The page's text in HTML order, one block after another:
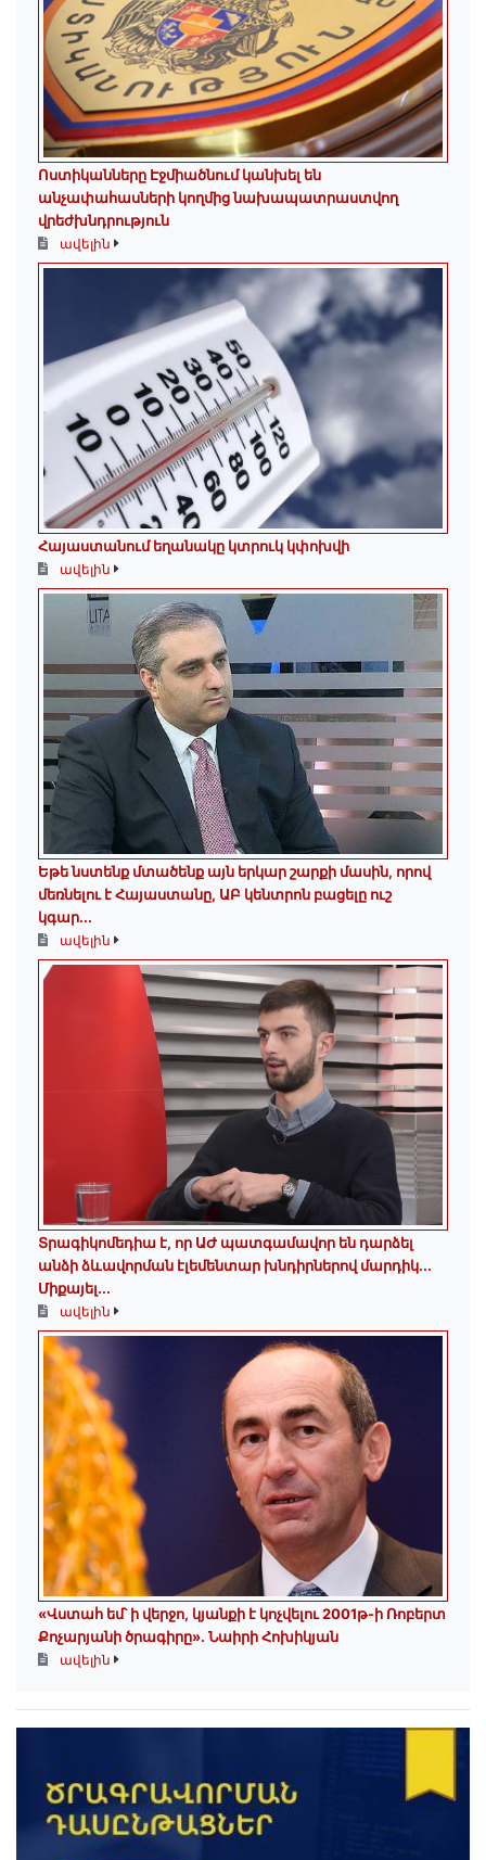
Ոստիկանները Էջմիածնում կանխել են
անչափահասների կողմից նախապատրաստվող
վրեժխնդրություն
ավելին
Հայաստանում եղանակը կտրուկ կփոխվի
ավելին
Եթե նստենք մտածենք այն երկար շարքի մասին, որով
մեռնելու է Հայաստանը, ԱԲ կենտրոն բացելը ուշ
կգար...
ավելին
Տրագիկոմեդիա է, որ ԱԺ պատգամավոր են դարձել
անձի ձևավորման էլեմենտար խնդիրներով մարդիկ․․․
Միքայել...
ավելին
«Վստահ եմ՝ ի վերջո, կյանքի է կոչվելու 2001թ-ի Ռոբերտ
Քոչարյանի ծրագիրը». Նաիրի Հոխիկյան
ավելին